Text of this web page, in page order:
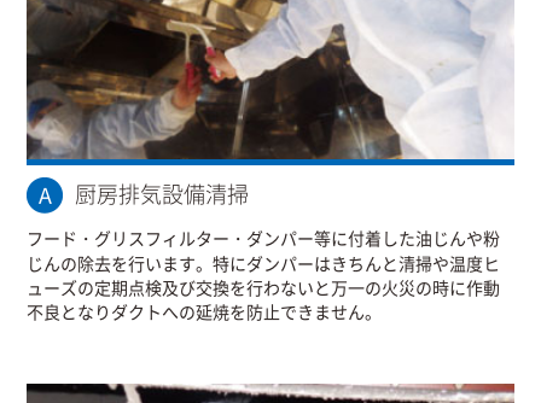
厨房排気設備清掃
フード・グリスフィルター・ダンパー等に付着した油じんや粉
じんの除去を行います。特にダンパーはきちんと清掃や温度ヒ
ューズの定期点検及び交換を行わないと万一の火災の時に作動
不良となりダクトへの延焼を防止できません。